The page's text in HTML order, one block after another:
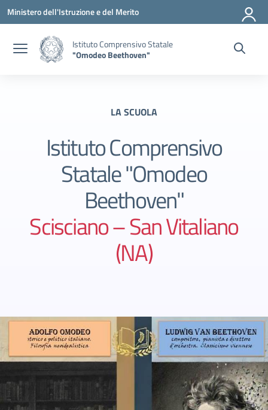
Vai ai contenuti
Vai al menu di navigazione
Vai al footer
Ministero dell'Istruzione e del Merito
Istituto Comprensivo Statale
"Omodeo Beethoven"
LA SCUOLA
Istituto Comprensivo
Statale "Omodeo
Beethoven"
Scisciano – San Vitaliano
(NA)